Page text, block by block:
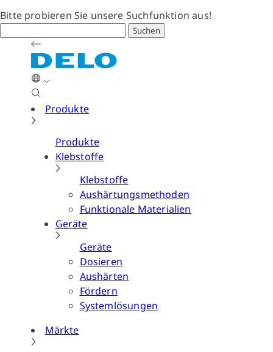
Bitte probieren Sie unsere Suchfunktion aus!
Suchen
Produkte
Produkte
Klebstoffe
Klebstoffe
Aushärtungsmethoden
Funktionale Materialien
Geräte
Geräte
Dosieren
Aushärten
Fördern
Systemlösungen
Märkte